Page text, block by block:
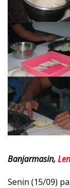
Banjarmasin,
Senin (15/09)